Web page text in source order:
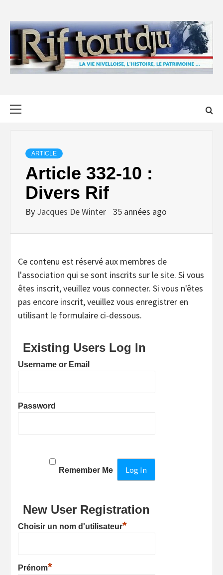
content
ARTICLE
Article 332-10 :
Divers Rif
By Jacques De Winter 35 années ago
Ce contenu est réservé aux membres de
l'association qui se sont inscrits sur le site. Si vous
êtes inscrit, veuillez vous connecter. Si vous n'êtes
pas encore inscrit, veuillez vous enregistrer en
utilisant le formulaire ci-dessous.
Existing Users Log In
Username or Email
Password
Remember Me
New User Registration
Choisir un nom d'utilisateur*
Prénom*